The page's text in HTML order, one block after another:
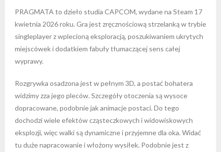
PRAGMATA to dzieło studia CAPCOM, wydane na Steam 17
kwietnia 2026 roku. Gra jest zręcznościową strzelanką w trybie
singleplayer z wplecioną eksploracją, poszukiwaniem ukrytych
miejscówek i dodatkiem fabuły tłumaczącej sens całej
wyprawy.
Rozgrywka osadzona jest w pełnym 3D, a postać bohatera
widzimy zza jego pleców. Szczegóły otoczenia są wysoce
dopracowane, podobnie jak animacje postaci. Do tego
dochodzi wiele efektów cząsteczkowych i widowiskowych
eksplozji, więc walki są dynamiczne i przyjemne dla oka. Widać
tu duże napracowanie i włożony wysiłek. Podobnie jest z